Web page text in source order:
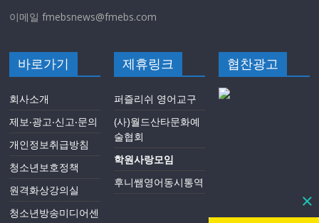
이메일 fmebsnews@fmebs.com
바로가기
회사소개
제보‧광고‧신고‧문의
개인정보취급방침
청소년보호정책
원격화상강의실
청소년방송미디어센
제휴링크
퍼즐리쉬 영어교구
(사)월드산타문화예
술협회
학원사랑모임
후니쌤영어동시통역
협찬광고